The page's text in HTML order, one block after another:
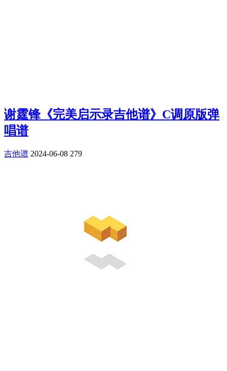
谢霆锋《完美启示录吉他谱》C调原版弹
唱谱
吉他谱 2024-06-08 279